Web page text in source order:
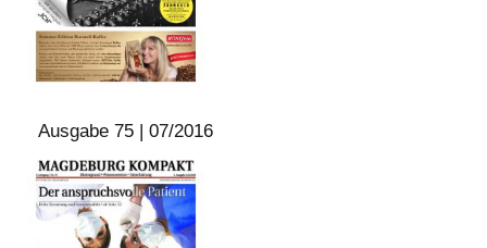
Ausgabe 75 | 07/2016